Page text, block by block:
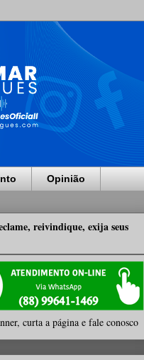
Opinião
reivindique, exija seus
curta a página e fale conosco